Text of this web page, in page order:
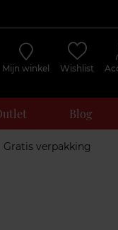
Mijn winkel Wishlist
Blog
Gratis verpakking